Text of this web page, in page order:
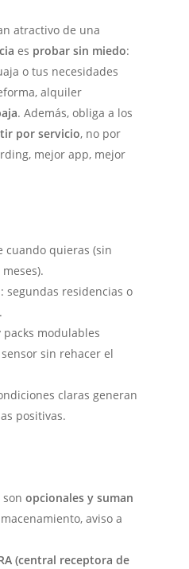
atractivo de una
es probar sin miedo:
o tus necesidades
alquiler
. Además, obliga a los
por servicio, no por
mejor app, mejor
cuando quieras (sin
: segundas residencias o
packs modulables
sin rehacer el
claras generan
positivas.
sonopcionales y suman
aviso a
(central receptora de